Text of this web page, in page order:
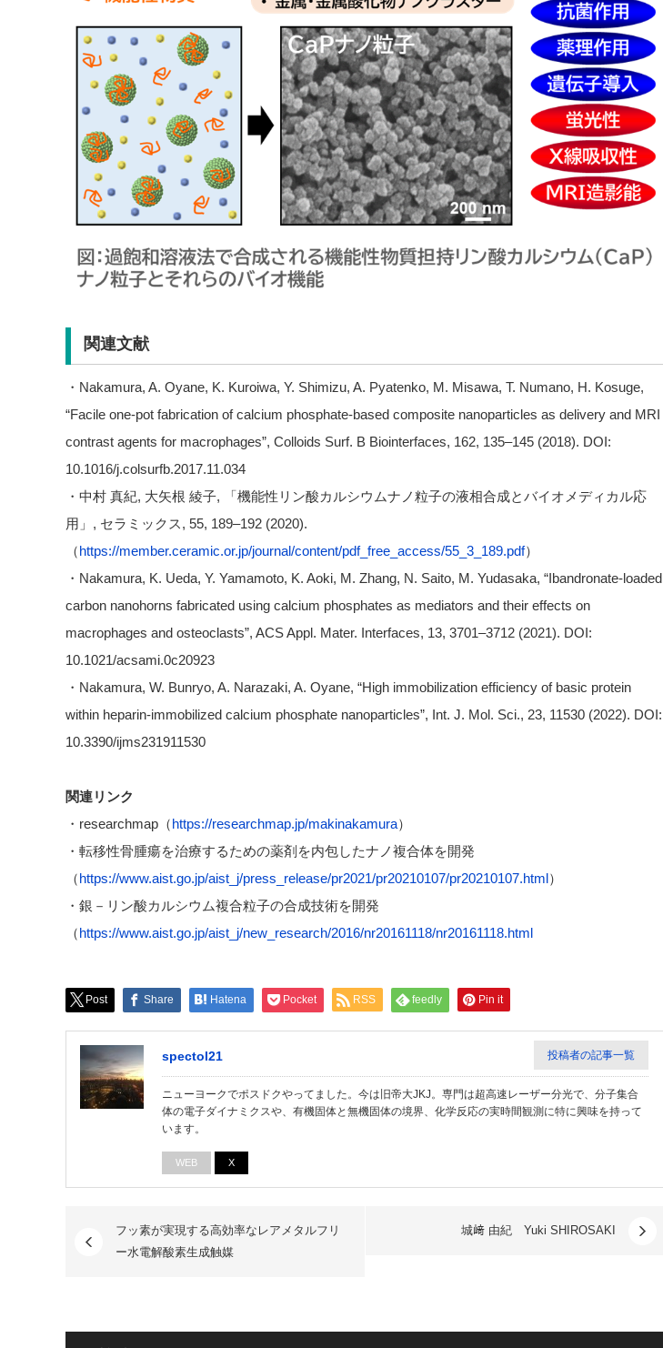
関連文献
・Nakamura, A. Oyane, K. Kuroiwa, Y. Shimizu, A. Pyatenko, M. Misawa, T. Numano, H. Kosuge,
“Facile one-pot fabrication of calcium phosphate-based composite nanoparticles as delivery and MRI
contrast agents for macrophages”, Colloids Surf. B Biointerfaces, 162, 135–145 (2018). DOI:
10.1016/j.colsurfb.2017.11.034
・中村 真紀, 大矢根 綾子, 「機能性リン酸カルシウムナノ粒子の液相合成とバイオメディカル応
用」, セラミックス, 55, 189–192 (2020).
（https://member.ceramic.or.jp/journal/content/pdf_free_access/55_3_189.pdf）
・Nakamura, K. Ueda, Y. Yamamoto, K. Aoki, M. Zhang, N. Saito, M. Yudasaka, “Ibandronate-loaded
carbon nanohorns fabricated using calcium phosphates as mediators and their effects on
macrophages and osteoclasts”, ACS Appl. Mater. Interfaces, 13, 3701–3712 (2021). DOI:
10.1021/acsami.0c20923
・Nakamura, W. Bunryo, A. Narazaki, A. Oyane, “High immobilization efficiency of basic protein
within heparin-immobilized calcium phosphate nanoparticles”, Int. J. Mol. Sci., 23, 11530 (2022). DOI:
10.3390/ijms231911530
関連リンク
・researchmap（https://researchmap.jp/makinakamura）
・転移性骨腫瘍を治療するための薬剤を内包したナノ複合体を開発
（https://www.aist.go.jp/aist_j/press_release/pr2021/pr20210107/pr20210107.html）
・銀－リン酸カルシウム複合粒子の合成技術を開発
（https://www.aist.go.jp/aist_j/new_research/2016/nr20161118/nr20161118.html
Post Share Hatena Pocket RSS feedly Pin it
spectol21 投稿者の記事一覧
ニューヨークでポスドクやってました。今は旧帝大JKJ。専門は超高速レーザー分光で、分子集合
体の電子ダイナミクスや、有機固体と無機固体の境界、化学反応の実時間観測に特に興味を持って
います。
WEB X
フッ素が実現する高効率なレアメタルフリ
ー水電解酸素生成触媒
城﨑 由紀 Yuki SHIROSAKI